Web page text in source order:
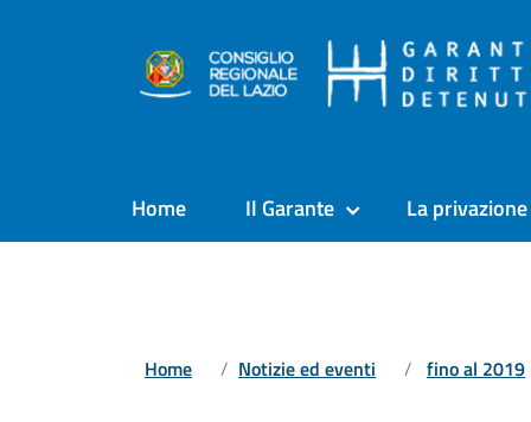
Home Il Garante La
Home Notizie ed eventi fino al 2019